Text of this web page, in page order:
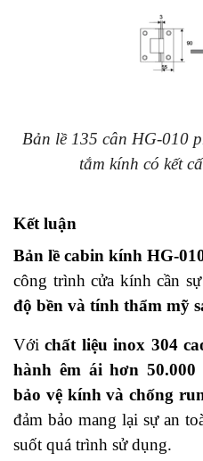
Bản lề 135 cân HG-010
tắm kính có kết
Kết luận
Bản lề cabin kính HG-
công trình cửa kính cần
độ bền và tính thẩm mỹ
Vớichất liệu inox 304
hành êm ái hơn
bảo vệ kính và chống
đảm bảo mang lại sự an
suốt quá trình sử dụng.